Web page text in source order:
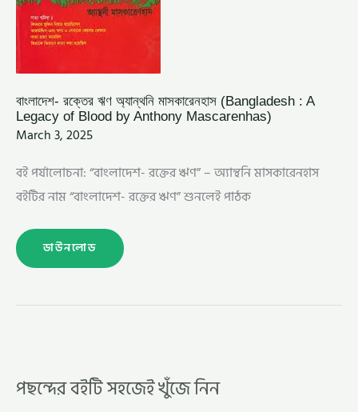
বাংলাদেশ- রক্তের ঋণ অ্যান্থনি মাসকারেনহাস (Bangladesh : A
Legacy of Blood by Anthony Mascarenhas)
March 3, 2025
বই পর্যালোচনা: “বাংলাদেশ- রক্তের ঋণ” – অ্যান্থনি মাসকারেনহাস
বইটির নাম “বাংলাদেশ- রক্তের ঋণ” শুনলেই পাঠক
ডাউনলোড
পছন্দের বইটি সহজেই খুঁজে নিন